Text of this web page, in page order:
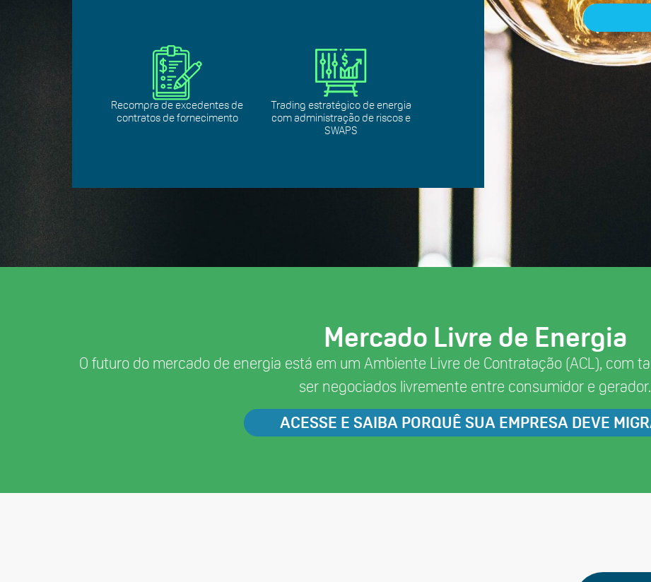
Recompra de excedentes de
contratos de fornecimento
Trading estratégico de energia
com administração de riscos e
SWAPS
Mercado Livre de Energia
O futuro do mercado de energia está em um Ambiente Livre de Contratação (ACL), com
ser negociados livremente entre consumidor e gerador.
ACESSE E SAIBA PORQUÊ SUA EMPRESA DEVE